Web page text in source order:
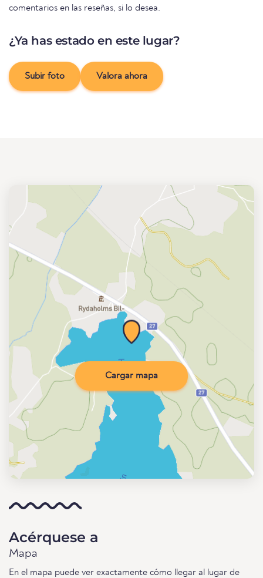
comentarios en las reseñas, si lo desea.
¿Ya has estado en este lugar?
Subir foto Valora ahora
Cargar mapa
Acérquese a
Mapa
En el mapa puede ver exactamente cómo llegar al lugar de